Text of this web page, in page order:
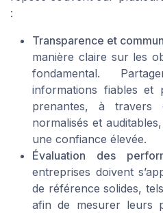
:
Transparence et
manière claire sur les
fondamental.
informations fiables et
prenantes, à travers
normalisés et
une confiance élevée.
Évaluation des
entreprises doivent
de référence solides,
afin de mesurer leurs